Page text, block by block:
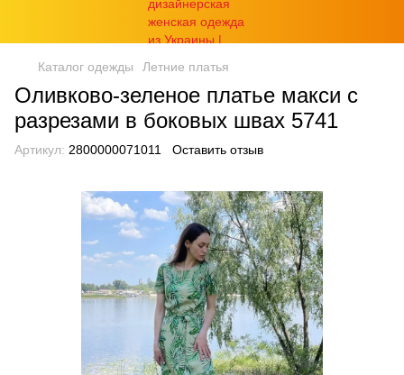
Каталог одежды Летние платья
Оливково-зеленое платье макси с
разрезами в боковых швах 5741
Артикул: 2800000071011 Оставить отзыв